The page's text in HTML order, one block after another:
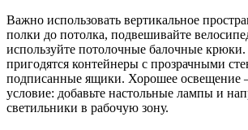
Важно использовать вертикальное
полки до потолка, подвешивайте
используйте потолочные балочные
пригодятся контейнеры с прозрачными
подписанные ящики. Хорошее освещение
условие: добавьте настольные лампы и
светильники в рабочую зону.